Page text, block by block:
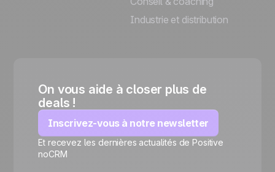
Industrie et distribution
On vous aide à closer plus de
deals !
Inscrivez-vous à notre newsletter
Et recevez les dernières actualités de Positive
noCRM